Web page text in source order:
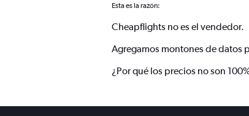
Esta es la razón:
Cheapflights no es el vendedor.
Agregamos montones de datos
¿Por qué los precios no son